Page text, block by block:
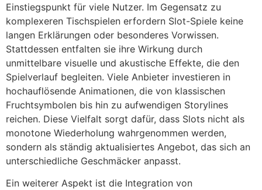
Einstiegspunkt für viele Nutzer. Im Gegensatz zu
komplexeren Tischspielen erfordern Slot-Spiele keine
langen Erklärungen oder besonderes Vorwissen.
Stattdessen entfalten sie ihre Wirkung durch
unmittelbare visuelle und akustische Effekte, die den
Spielverlauf begleiten. Viele Anbieter investieren in
hochauflösende Animationen, die von klassischen
Fruchtsymbolen bis hin zu aufwendigen Storylines
reichen. Diese Vielfalt sorgt dafür, dass Slots nicht als
monotone Wiederholung wahrgenommen werden,
sondern als ständig aktualisiertes Angebot, das sich an
unterschiedliche Geschmäcker anpasst.
Ein weiterer Aspekt ist die Integration von